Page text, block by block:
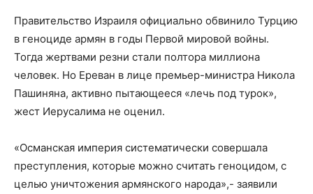
Правительство Израиля официально обвинило Турцию
в геноциде армян в годы Первой мировой войны.
Тогда жертвами резни стали полтора миллиона
человек. Но Ереван в лице премьер-министра Никола
Пашиняна, активно пытающееся «лечь под турок»,
жест Иерусалима не оценил.
«Османская империя систематически совершала
преступления, которые можно считать геноцидом, с
целью уничтожения армянского народа»,- заявили